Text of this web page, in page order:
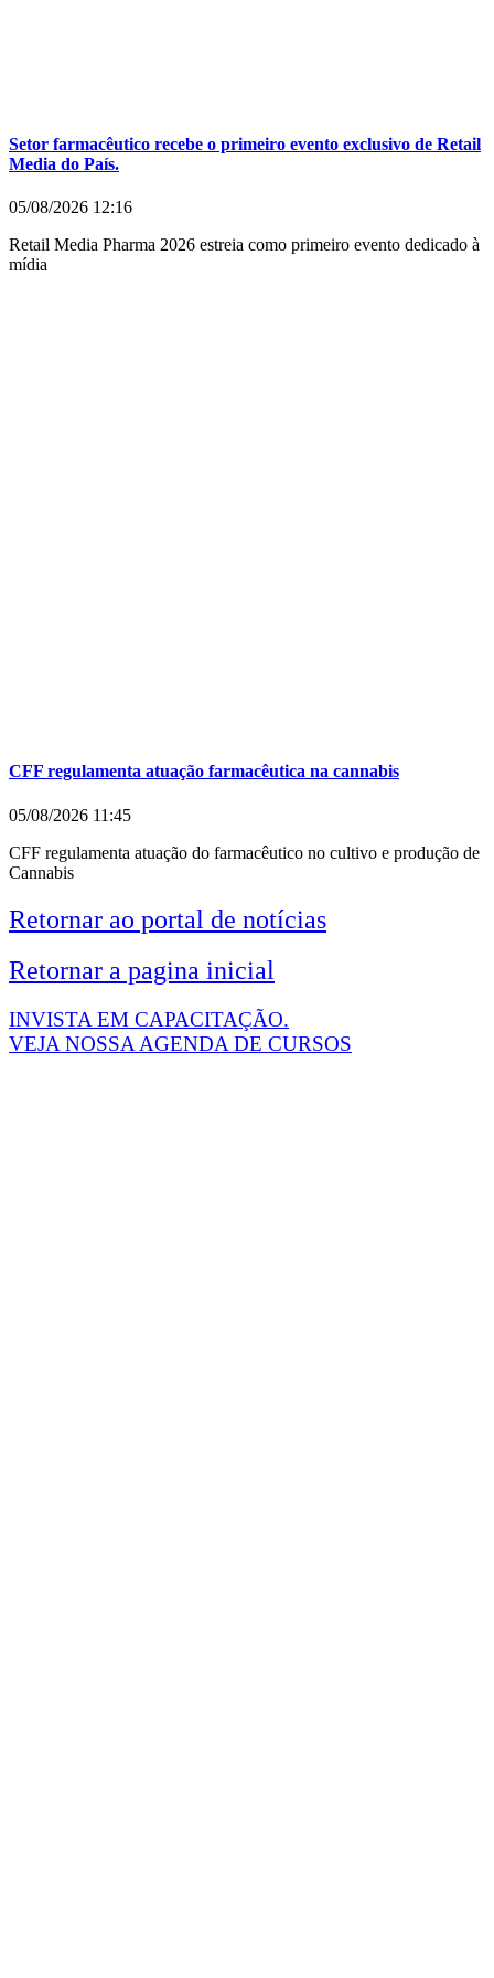
Setor farmacêutico recebe o primeiro evento exclusivo de Retail
Media do País.
05/08/2026 12:16
Retail Media Pharma 2026 estreia como primeiro evento dedicado à
mídia
CFF regulamenta atuação farmacêutica na cannabis
05/08/2026 11:45
CFF regulamenta atuação do farmacêutico no cultivo e produção de
Cannabis
Retornar ao portal de notícias
Retornar a pagina inicial
INVISTA EM CAPACITAÇÃO.
VEJA NOSSA AGENDA DE CURSOS